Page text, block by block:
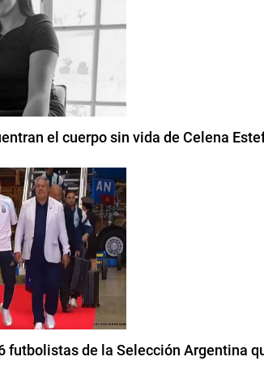
el cuerpo sin vida de Celena
futbolistas de la Selección Argentina